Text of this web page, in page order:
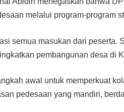
melalui program-program
semua masukan dari
pembangunan desa di
awal untuk memperkuat
pedesaan yang mandiri,